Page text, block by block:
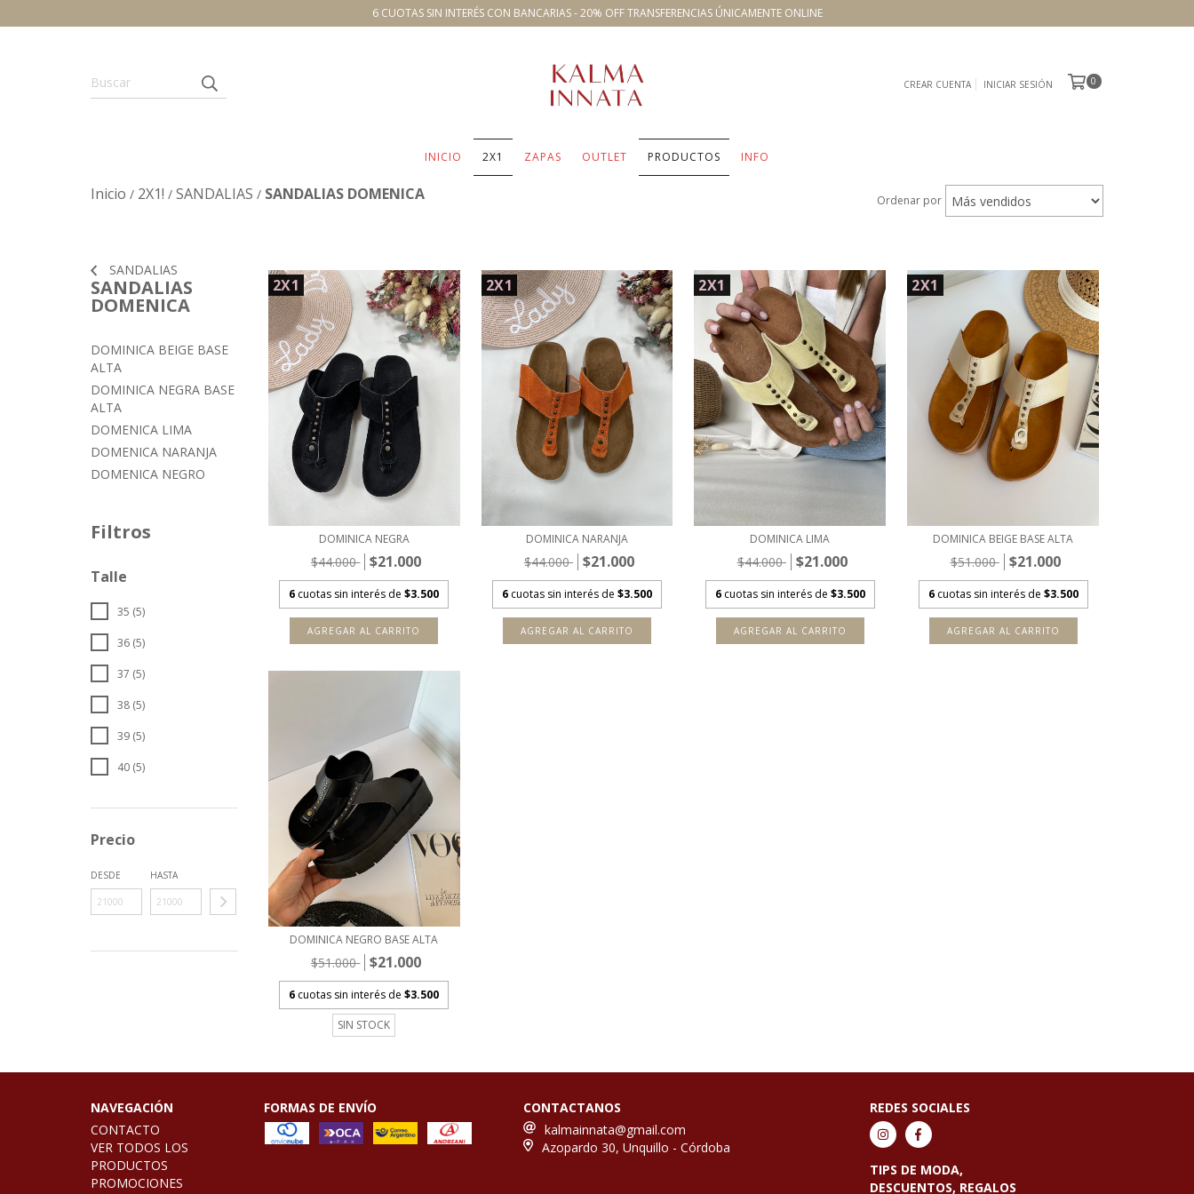
6 CUOTAS SIN INTERÉS CON BANCARIAS - 20% OFF TRANSFERENCIAS ÚNICAMENTE ONLINE
CREAR CUENTA INICIAR SESIÓN 0
INICIO 2X1 ZAPAS OUTLET PRODUCTOS INFO
Inicio / 2X1! / SANDALIAS / SANDALIAS DOMENICA Ordenar por
SANDALIAS
SANDALIAS
DOMENICA
DOMINICA BEIGE BASE
ALTA
DOMINICA NEGRA BASE
ALTA
DOMENICA LIMA
DOMENICA NARANJA
DOMENICA NEGRO
Filtros
Talle
35 (5)
36 (5)
37 (5)
38 (5)
39 (5)
40 (5)
Precio
DESDE HASTA
2X1
DOMINICA NEGRA
$44.000 $21.000
6 cuotas sin interés de$3.500
AGREGAR AL CARRITO
2X1
DOMINICA NARANJA
$44.000 $21.000
6 cuotas sin interés de$3.500
AGREGAR AL CARRITO
2X1
DOMINICA LIMA
$44.000 $21.000
6 cuotas sin interés de $3.500
AGREGAR AL CARRITO
2X1
DOMINICA BEIGE BASE ALTA
$51.000 $21.000
6 cuotas sin interés de $3.500
AGREGAR AL CARRITO
DOMINICA NEGRO BASE ALTA
$51.000 $21.000
6 cuotas sin interés de$3.500
SIN STOCK
NAVEGACIÓN
CONTACTO
VER TODOS LOS
PRODUCTOS
PROMOCIONES
FORMAS DE ENVÍO
CONTACTANOS
kalmainnata@gmail.com
Azopardo 30, Unquillo - Córdoba
REDES SOCIALES
TIPS DE MODA,
DESCUENTOS, REGALOS